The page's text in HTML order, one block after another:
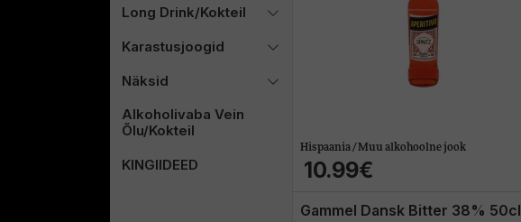
Long Drink/Kokteil
Karastusjoogid
Näksid
Alkoholivaba Vein
Õlu/Kokteil
KINGIIDEED
Hispaania / Muu alkohoolne jook
10.99€
Gammel Dansk Bitter 38% 50cl